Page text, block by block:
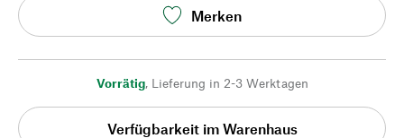
Merken
Vorrätig, Lieferung in 2-3 Werktagen
Verfügbarkeit im Warenhaus